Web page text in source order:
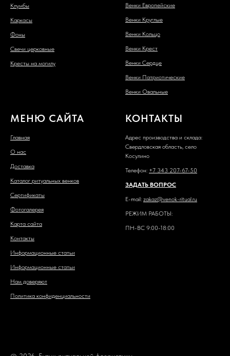
Клумбы
Каркасы
Фоны
Свечи церковные
Кресты на могилу
Венки Европейские
Венки Круглые
Венки Кольцо
Венки Крест
Венки Сердце
Венки Патриотические
Венки Овальные
МЕНЮ САЙТА
Главная
О нас
Доставка
Каталог ритуальных венков
Сертификаты
Фотогалерея
Карта сайта
Контакты
Информационные статьи
Информационные статьи
Нам доверяют
Политика конфиденциальности
КОНТАКТЫ
Адрес производства и склада:
Свердловская область, село
Косулино
Телефон: +7 343 207-67-50
ЗАДАТЬ ВОПРОС
E-mail: zakaz@venok-ritual.ru
РЕЖИМ РАБОТЫ:
ПН-ВС 9:00-18:00